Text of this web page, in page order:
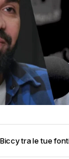
tra le tue